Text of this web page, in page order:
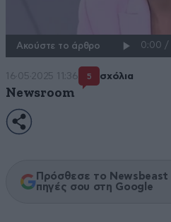
Ακούστε το άρθρο
16·05·2025 11:36 5 σχόλια
Newsroom
Πρόσθεσε το Newsbeast
πηγές σου στη Google